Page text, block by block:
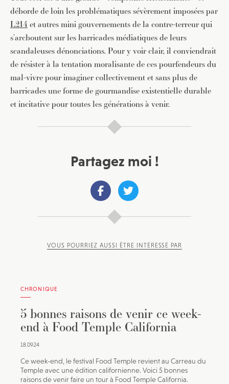
déborde de loin les problématiques sévèrement imposées par
L214 et autres mini gouvernements de la contre-terreur qui
s’arcboutent sur les barricades médiatiques de leurs
scandaleuses dénonciations. Pour y voir clair, il conviendrait
de résister à la tentation moralisante de ces pourfendeurs du
mal-vivre pour imaginer collectivement et sans plus de
barricades une forme de gourmandise existentielle durable
et incitative pour toutes les générations à venir.
Partagez moi !
VOUS POURRIEZ AUSSI ÊTRE INTÉRESSÉ PAR
CHRONIQUE
5 bonnes raisons de venir ce week-
end à Food Temple California
18.09.24
Ce week-end, le festival Food Temple revient au Carreau du
Temple avec une édition californienne. Voici 5 bonnes
raisons de venir faire un tour à Food Temple California.
JE M'INSCRIS À LA NEWSLETTER
Pour recevoir toutes les deux semaines notre lettre
d’info avec une sélection d’articles …